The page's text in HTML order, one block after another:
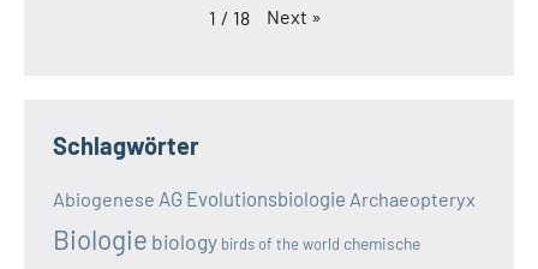
1 / 18 Next »
Schlagwörter
Abiogenese AG Evolutionsbiologie Archaeopteryx
Biologie biology birds of the world chemische